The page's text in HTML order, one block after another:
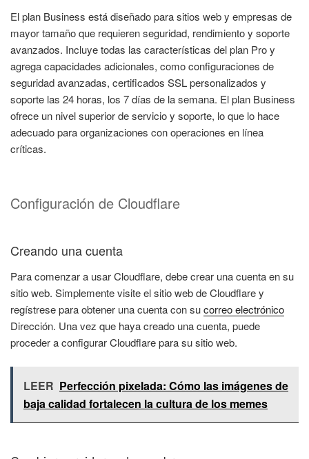
El plan Business está diseñado para sitios web y empresas de
mayor tamaño que requieren seguridad, rendimiento y soporte
avanzados. Incluye todas las características del plan Pro y
agrega capacidades adicionales, como configuraciones de
seguridad avanzadas, certificados SSL personalizados y
soporte las 24 horas, los 7 días de la semana. El plan Business
ofrece un nivel superior de servicio y soporte, lo que lo hace
adecuado para organizaciones con operaciones en línea
críticas.
Configuración de Cloudflare
Creando una cuenta
Para comenzar a usar Cloudflare, debe crear una cuenta en su
sitio web. Simplemente visite el sitio web de Cloudflare y
regístrese para obtener una cuenta con sucorreo electrónico
Dirección. Una vez que haya creado una cuenta, puede
proceder a configurar Cloudflare para su sitio web.
LEER Perfección pixelada: Cómo las imágenes de
baja calidad fortalecen la cultura de los memes